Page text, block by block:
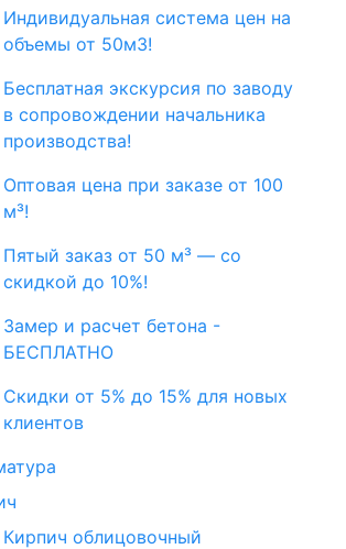
Индивидуальная система цен на
объемы от 50м3!
Бесплатная экскурсия по заводу
в сопровождении начальника
производства!
Оптовая цена при заказе от 100
м³!
Пятый заказ от 50 м³ — со
скидкой до 10%!
Замер и расчет бетона -
БЕСПЛАТНО
Скидки от 5% до 15% для новых
клиентов
Кирпич облицовочный